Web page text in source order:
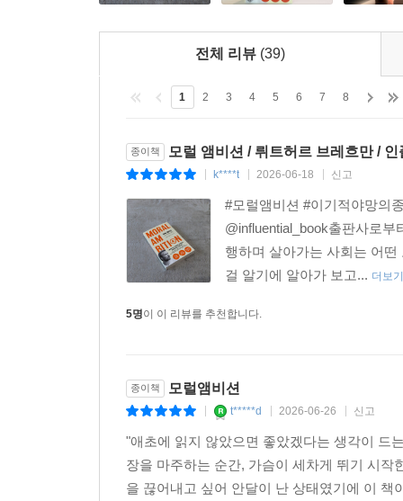
행동하는 사람들에게서 세상을 바꾸는 힘이 만들
당신의 능력은 제대로 쓰이고 있는가
먼 미래의 후손들은 지금의 우리를 어떻게 평가
예정된 파국을 방관했던 세대로 기억되지는 않을
우리 인간이며 우리가 행동하지 않으면 정의 역
할지라도 결국 그것을 움직이는 동력은 개인들
안주할 때, 미래를 위해 선한 야망을 품고 행동했
그래서 당신은 이제 무엇을 할 것인가? 바로 이
것인가, 아니면 그들이 살아갈 내일을 구해낸 도
전체 리뷰 (39)
1 2 3 4 5 6 7 8
종이책 모럴 앰비션 / 뤼트허르 브레흐만 /
k****t 2026-06-18 신고
#모럴앰비션 #이기적야망의
@influential_book출판사로
행하며 살아가는 사회는 어
걸 알기에 알아가 보고... 더보기
5명이 이 리뷰를 추천합니다.
종이책 모럴앰비션
t*****d 2026-06-26 신고
"애초에 읽지 않았으면 좋았겠다는 생각이 드
장을 마주하는 순간, 가슴이 세차게 뛰기 시
을 끊어내고 싶어 안달이 난 상태였기에 이